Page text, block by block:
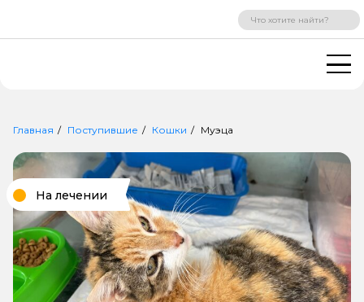
ВХОД РЕГИСТРАЦИЯ
Главная Поступившие Кошки Муэца
На лечении